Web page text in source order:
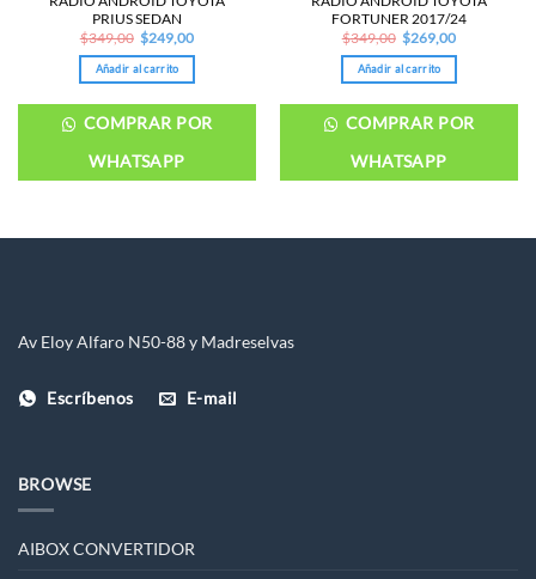
PRIUS SEDAN
$349,00 Original
price
was:
$349,00.
$249,00Current
Añadir al carrito
COMPRAR POR
WHATSAPP
FORTUNER 2017/24
$349,00 Original
price
was:
$349,00.
$269,00Current
Añadir al carrito
COMPRAR POR
WHATSAPP
Av Eloy Alfaro N50-88 y Madreselvas
Escríbenos E-mail
BROWSE
AIBOX CONVERTIDOR